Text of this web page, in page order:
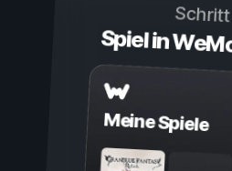
Spiel in
Meine Spiele